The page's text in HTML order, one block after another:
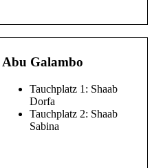
Abu Galambo
Tauchplatz 1: Shaab
Dorfa
Tauchplatz 2: Shaab
Sabina